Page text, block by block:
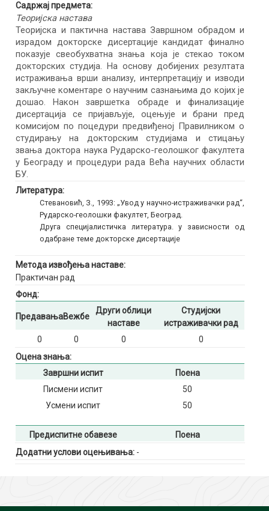
Садржај предмета:
Теоријска настава
Теоријска и пактична настава Завршном обрадом и
израдом докторске дисертације кандидат финално
показује свеобухватна знања која је стекао током
докторских студија. На основу добијених резултата
истраживања врши анализу, интерпретацију и изводи
закључне коментаре о научним сазнањима до којих је
дошао. Након завршетка обраде и финализације
дисертација се пријављује, оцењује и брани пред
комисијом по поцедури предвиђеној Правилником о
студирању на докторским студијама и стицању
звања доктора наука Рударско-геолошког факултета
у Београду и процедури рада Већа научних области
БУ.
Литература:
Стевановић, З., 1993: „Увод у научно-истраживачки рад“,
Рударско-геолошки факултет, Београд.
Друга специјалистичка литература. у зависности од
одабране теме докторске дисертације
Метода извођења наставе:
Практичан рад
Фонд:
ПредавањаВежбе
Други облици
наставе
Студијски
истраживачки рад
0
0 0
0
Оцена знања:
Завршни испит
Поена
Писмени испит
50
Усмени испит
50
Предиспитне обавезе
Поена
Додатни услови оцењивања: -